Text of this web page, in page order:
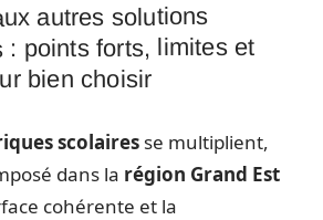
autres solutions
: points forts, limites et
bien choisir
scolaires se multiplient,
dans la région Grand Est
cohérente et la